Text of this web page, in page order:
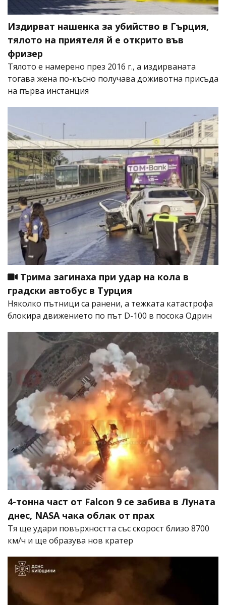
Издирват нашенка за убийство в Гърция,
тялото на приятеля й е открито във
фризер
Тялото е намерено през 2016 г., а издирваната
тогава жена по-късно получава доживотна присъда
на първа инстанция
Трима загинаха при удар на кола в
градски автобус в Турция
Няколко пътници са ранени, а тежката катастрофа
блокира движението по път D-100 в посока Одрин
4-тонна част от Falcon 9 се забива в Луната
днес, NASA чака облак от прах
Тя ще удари повърхността със скорост близо 8700
км/ч и ще образува нов кратер